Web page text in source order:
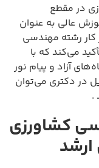
در مقطع
عالی به عنوان
رشته مهندسی
می‌کند که با
آزاد و پیام نور
در دکتری می‌توان
.
کشاورزی